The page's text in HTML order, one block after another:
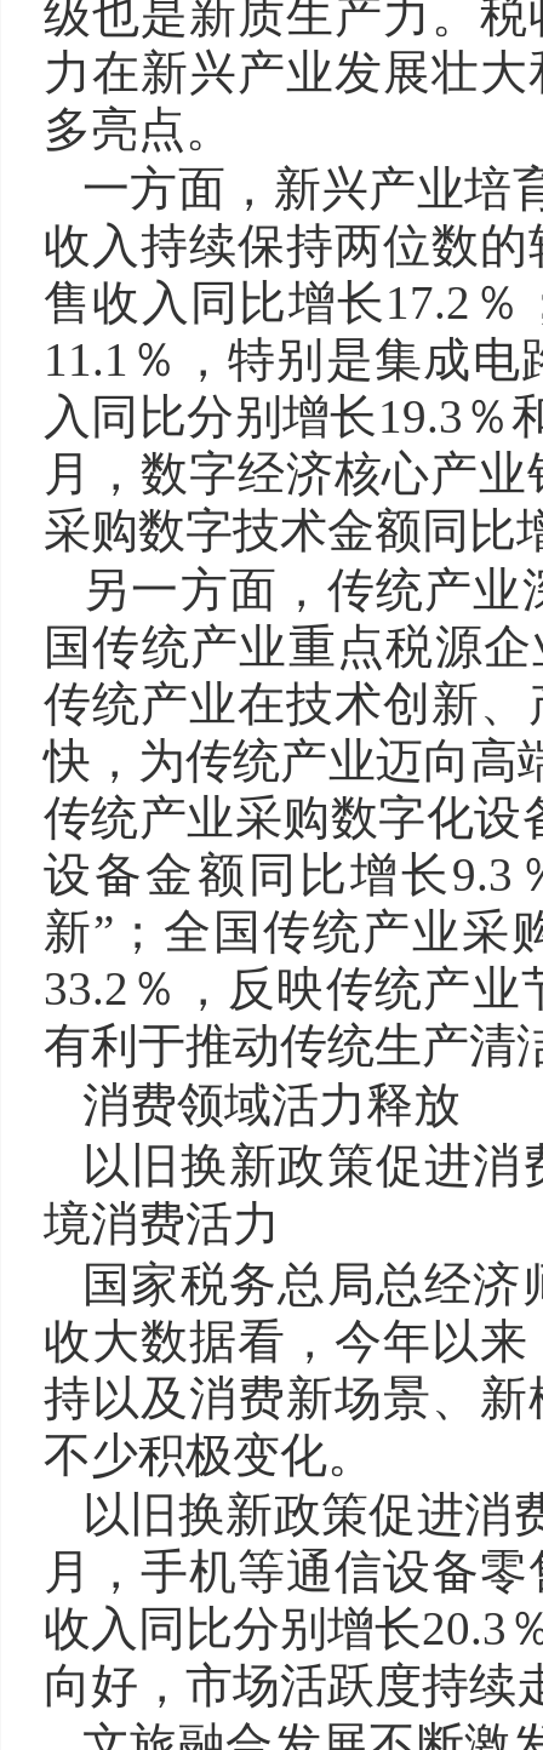
级也是新质生产力。
力在新兴产业发展壮
多亮点。
一方面，新兴产业培
收入持续保持两位数
售收入同比增长17.2
11.1％，特别是集成
入同比分别增长19.3
月，数字经济核心产
采购数字技术金额同比
另一方面，传统产
国传统产业重点税源
传统产业在技术创新
快，为传统产业迈向
传统产业采购数字化设
设备金额同比增长9.3
新”；全国传统产业采
33.2％，反映传统产
有利于推动传统生产清
消费领域活力释放
以旧换新政策促进
境消费活力
国家税务总局总经
收大数据看，今年以
持以及消费新场景、
不少积极变化。
以旧换新政策促进消
月，手机等通信设备
收入同比分别增长20.3
向好，市场活跃度持续